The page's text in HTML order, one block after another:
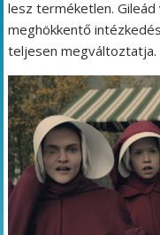
lesz terméketlen.
meghökkentő
teljesen megváltoztatja.